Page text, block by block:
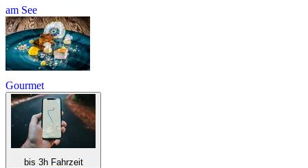
am See
Gourmet
bis 3h Fahrzeit